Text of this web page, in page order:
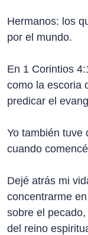
Hermanos: los
por el mundo.
En 1 Corintios
como la escoria
predicar el
Yo también tuve
cuando
Dejé atrás mi
concentrarme
sobre el
del reino